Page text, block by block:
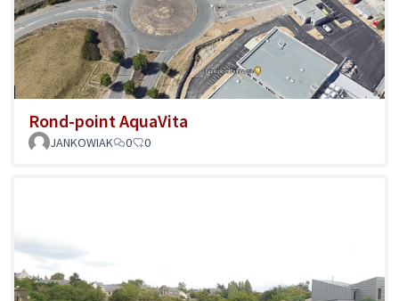
Rond-point AquaVita
JANKOWIAK 0 0